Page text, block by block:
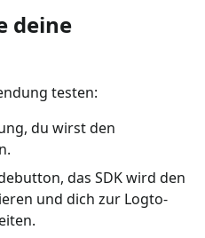
deine
testen:
du wirst den
das SDK wird den
und dich zur Logto-